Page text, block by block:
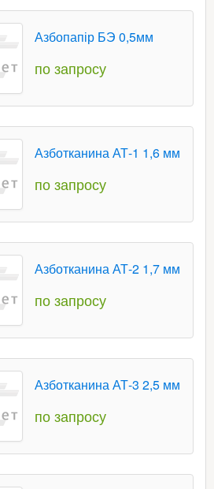
Азбопапір БЭ 0,5мм
по запросу
Азботканина АТ-1 1,6 мм
по запросу
Азботканина АТ-2 1,7 мм
по запросу
Азботканина АТ-3 2,5 мм
по запросу